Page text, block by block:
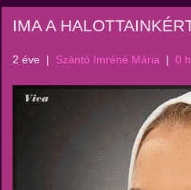
IMA A
2 éve | Szántó Imréné Mária | 0